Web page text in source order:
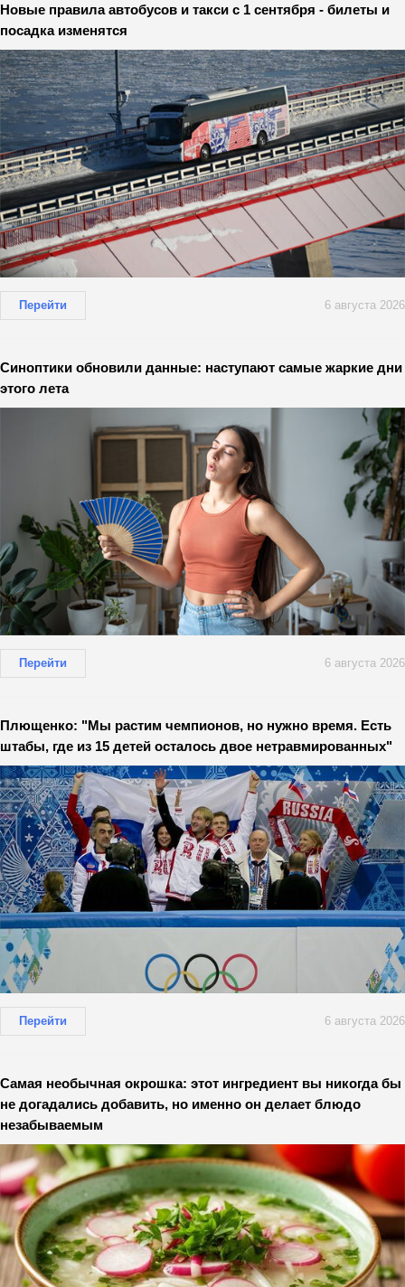
Новые правила автобусов и такси с 1 сентября - билеты и
посадка изменятся
Перейти 6 августа 2026
Синоптики обновили данные: наступают самые жаркие дни
этого лета
Перейти 6 августа 2026
Плющенко: "Мы растим чемпионов, но нужно время. Есть
штабы, где из 15 детей осталось двое нетравмированных"
Перейти 6 августа 2026
Самая необычная окрошка: этот ингредиент вы никогда бы
не догадались добавить, но именно он делает блюдо
незабываемым